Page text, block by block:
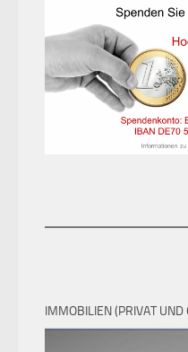
IMMOBILIEN (PRIVAT UND